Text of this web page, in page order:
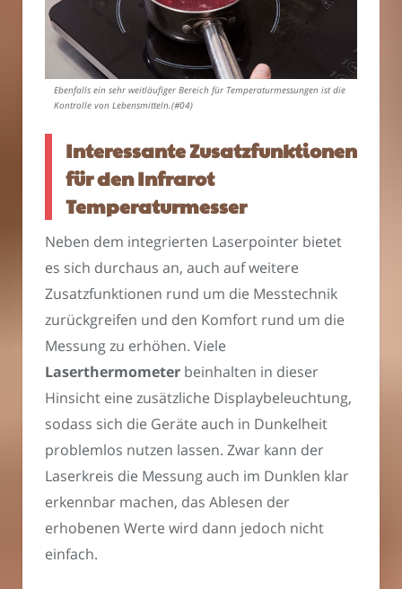
Ebenfalls ein sehr weitläufiger Bereich für Temperaturmessungen ist die
Kontrolle von Lebensmitteln.(#04)
Interessante Zusatzfunktionen
für den Infrarot
Temperaturmesser
Neben dem integrierten Laserpointer bietet
es sich durchaus an, auch auf weitere
Zusatzfunktionen rund um die Messtechnik
zurückgreifen und den Komfort rund um die
Messung zu erhöhen. Viele
Laserthermometer beinhalten in dieser
Hinsicht eine zusätzliche Displaybeleuchtung,
sodass sich die Geräte auch in Dunkelheit
problemlos nutzen lassen. Zwar kann der
Laserkreis die Messung auch im Dunklen klar
erkennbar machen, das Ablesen der
erhobenen Werte wird dann jedoch nicht
einfach.